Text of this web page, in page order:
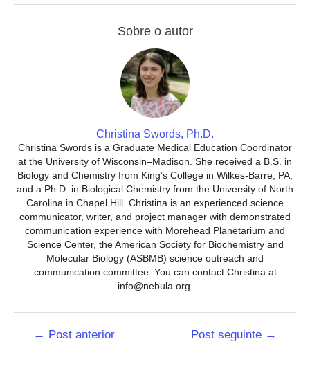
Sobre o autor
Christina Swords, Ph.D.
Christina Swords is a Graduate Medical Education Coordinator
at the University of Wisconsin–Madison. She received a B.S. in
Biology and Chemistry from King’s College in Wilkes-Barre, PA,
and a Ph.D. in Biological Chemistry from the University of North
Carolina in Chapel Hill. Christina is an experienced science
communicator, writer, and project manager with demonstrated
communication experience with Morehead Planetarium and
Science Center, the American Society for Biochemistry and
Molecular Biology (ASBMB) science outreach and
communication committee. You can contact Christina at
info@nebula.org.
Navegação
← Post anterior Post seguinte →